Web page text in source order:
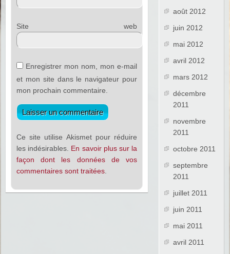
Site web
Enregistrer mon nom, mon e-mail
et mon site dans le navigateur pour
mon prochain commentaire.
Ce site utilise Akismet pour réduire
les indésirables. En savoir plus sur la
façon dont les données de vos
commentaires sont traitées
août 2012
juin 2012
mai 2012
avril 2012
mars 2012
décembre
2011
novembre
2011
octobre 2011
septembre
2011
juillet 2011
juin 2011
mai 2011
avril 2011